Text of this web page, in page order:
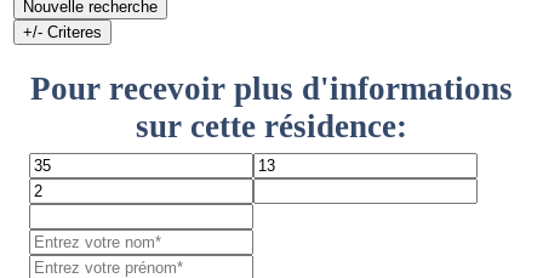
Nouvelle recherche
+/- Criteres
Pour recevoir plus d'informations
sur cette résidence: